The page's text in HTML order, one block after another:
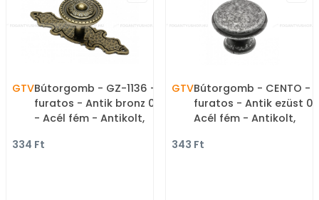
GTVBútorgomb - GZ-1136 - 1
furatos - Antik bronz 04
- Acél fém - Antikolt,
gombfogantyú
334 Ft
GTVBútorgomb - CENTO - 1
furatos - Antik ezüst
Acél fém - Antikolt,
gombfogantyú
343 Ft